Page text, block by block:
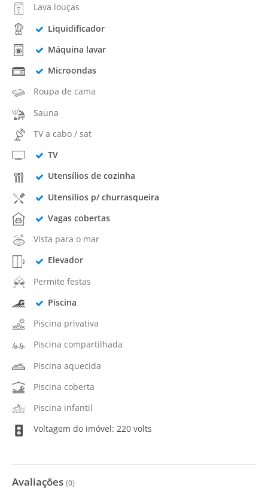
Lava louças
Liquidificador
Máquina lavar
Microondas
Roupa de cama
Sauna
TV a cabo / sat
TV
Utensílios de cozinha
Utensílios p/ churrasqueira
Vagas cobertas
Vista para o mar
Elevador
Permite festas
Piscina
Piscina privativa
Piscina compartilhada
Piscina aquecida
Piscina coberta
Piscina infantil
Voltagem do imóvel: 220 volts
Avaliações (0)